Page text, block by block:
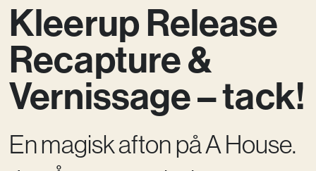
Kleerup Release
Recapture &
Vernissage – tack!
En magisk afton på A House.